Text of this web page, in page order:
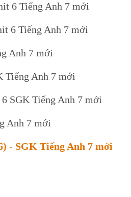
6 Tiếng Anh 7 mới
6 Tiếng Anh 7 mới
Anh 7 mới
Tiếng Anh 7 mới
SGK Tiếng Anh 7 mới
Anh 7 mới
- SGK Tiếng Anh 7 mới